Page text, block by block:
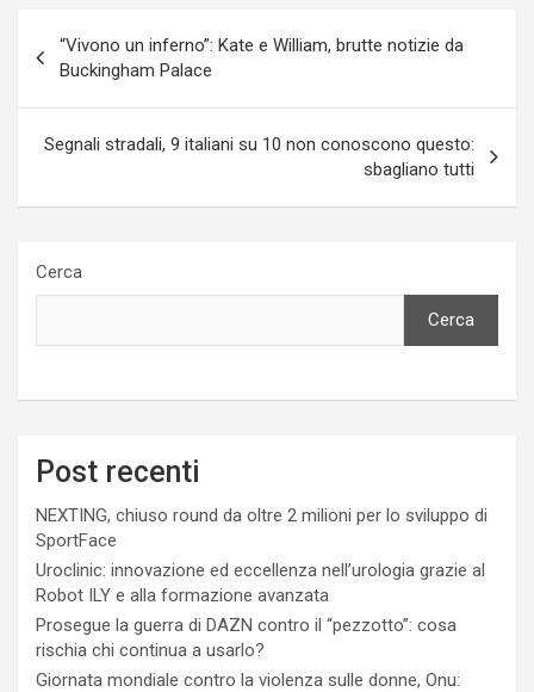
articoli
“Vivono un inferno”: Kate e William, brutte notizie da
Buckingham Palace
Segnali stradali, 9 italiani su 10 non conoscono questo:
sbagliano tutti
Cerca
Cerca
Post recenti
NEXTING, chiuso round da oltre 2 milioni per lo sviluppo di
SportFace
Uroclinic: innovazione ed eccellenza nell’urologia grazie al
Robot ILY e alla formazione avanzata
Prosegue la guerra di DAZN contro il “pezzotto”: cosa
rischia chi continua a usarlo?
Giornata mondiale contro la violenza sulle donne, Onu: